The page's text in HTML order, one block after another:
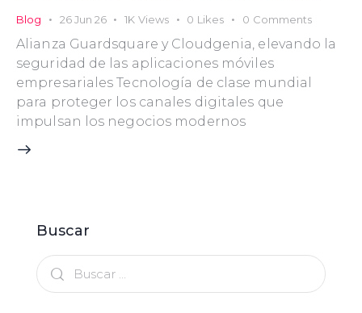
Blog 26 Jun 26 1K Views 0 Likes 0 Comments
Alianza Guardsquare y Cloudgenia, elevando la
seguridad de las aplicaciones móviles
empresariales Tecnología de clase mundial
para proteger los canales digitales que
impulsan los negocios modernos
Buscar